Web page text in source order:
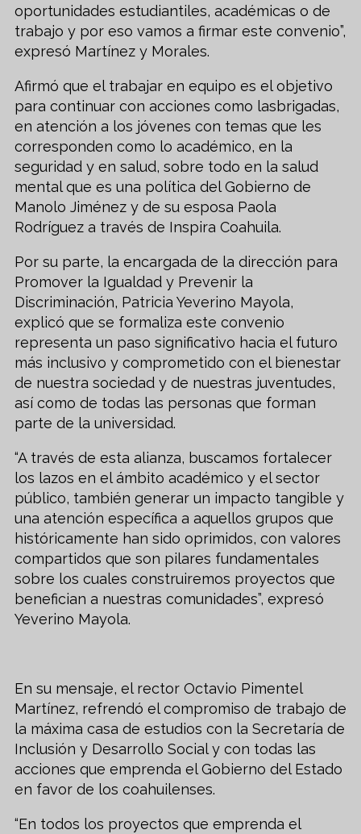
oportunidades estudiantiles, académicas o de
trabajo y por eso vamos a firmar este convenio”,
expresó Martínez y Morales.
Afirmó que el trabajar en equipo es el objetivo
para continuar con acciones como lasbrigadas,
en atención a los jóvenes con temas que les
corresponden como lo académico, en la
seguridad y en salud, sobre todo en la salud
mental que es una política del Gobierno de
Manolo Jiménez y de su esposa Paola
Rodríguez a través de Inspira Coahuila.
Por su parte, la encargada de la dirección para
Promover la Igualdad y Prevenir la
Discriminación, Patricia Yeverino Mayola,
explicó que se formaliza este convenio
representa un paso significativo hacia el futuro
más inclusivo y comprometido con el bienestar
de nuestra sociedad y de nuestras juventudes,
así como de todas las personas que forman
parte de la universidad.
“A través de esta alianza, buscamos fortalecer
los lazos en el ámbito académico y el sector
público, también generar un impacto tangible y
una atención específica a aquellos grupos que
históricamente han sido oprimidos, con valores
compartidos que son pilares fundamentales
sobre los cuales construiremos proyectos que
benefician a nuestras comunidades”, expresó
Yeverino Mayola.
En su mensaje, el rector Octavio Pimentel
Martínez, refrendó el compromiso de trabajo de
la máxima casa de estudios con la Secretaría de
Inclusión y Desarrollo Social y con todas las
acciones que emprenda el Gobierno del Estado
en favor de los coahuilenses.
“En todos los proyectos que emprenda el